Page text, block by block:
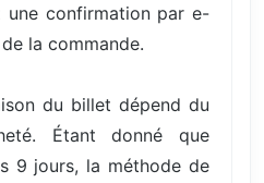
une confirmation par e-
la commande.
du billet dépend du
Étant donné que
9 jours, la méthode de